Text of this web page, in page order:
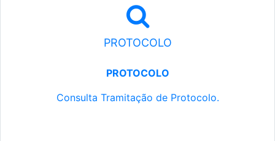
PROTOCOLO
PROTOCOLO
Consulta Tramitação de Protocolo.